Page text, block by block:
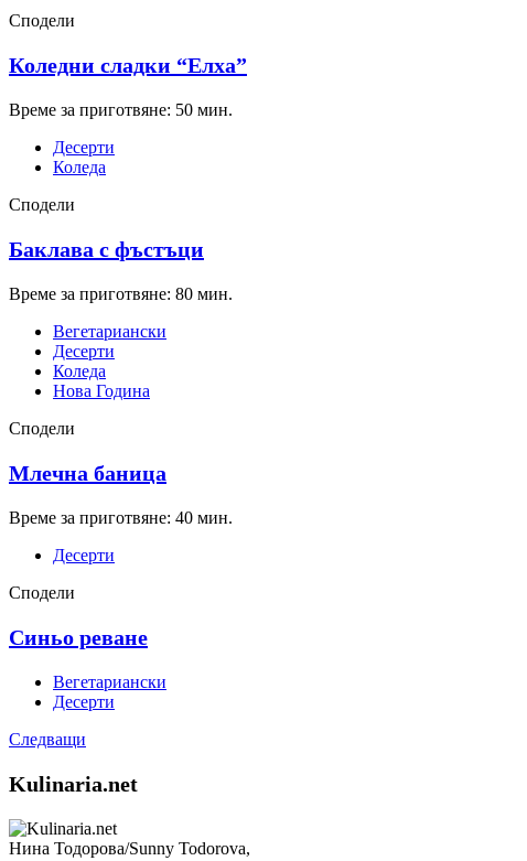
Сподели
Коледни сладки “Елха”
Време за приготвяне: 50 мин.
Десерти
Коледа
Сподели
Баклава с фъстъци
Време за приготвяне: 80 мин.
Вегетариански
Десерти
Коледа
Нова Година
Сподели
Млечна баница
Време за приготвяне: 40 мин.
Десерти
Сподели
Синьо реване
Вегетариански
Десерти
Следващи
Kulinaria.net
Нина Тодорова/Sunny Todorova,